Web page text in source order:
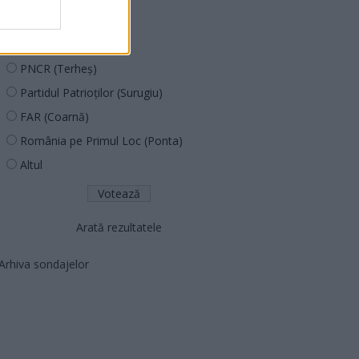
PNCR (Terheș)
Partidul Patrioților (Surugiu)
FAR (Coarnă)
România pe Primul Loc (Ponta)
Altul
Arată rezultatele
sondajelor